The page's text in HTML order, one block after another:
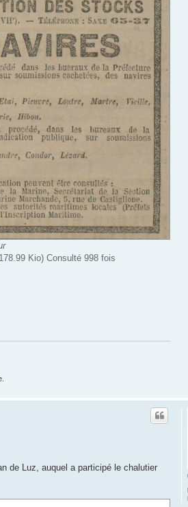
Kio) Consulté 998 fois
de Luz, auquel a participé le chalutier